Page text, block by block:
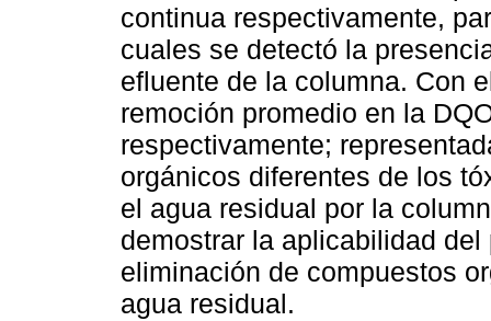
continua respectivamente,
cuales se detectó la
efluente de la columna. Con
remoción promedio en la
respectivamente;
orgánicos diferentes de los
el agua residual por la
demostrar la aplicabilidad
eliminación de compuestos
agua residual.